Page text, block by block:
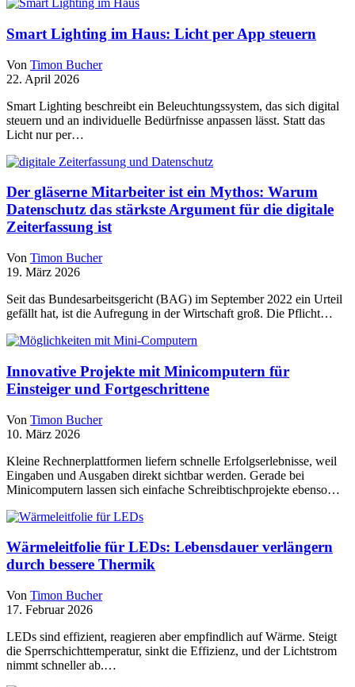
Smart Lighting im Haus: Licht per App steuern
Von Timon Bucher
22. April 2026
Smart Lighting beschreibt ein Beleuchtungssystem, das sich digital
steuern und an individuelle Bedürfnisse anpassen lässt. Statt das
Licht nur per…
Der gläserne Mitarbeiter ist ein Mythos: Warum
Datenschutz das stärkste Argument für die digitale
Zeiterfassung ist
Von Timon Bucher
19. März 2026
Seit das Bundesarbeitsgericht (BAG) im September 2022 ein Urteil
gefällt hat, ist die Aufregung in der Wirtschaft groß. Die Pflicht…
Innovative Projekte mit Minicomputern für
Einsteiger und Fortgeschrittene
Von Timon Bucher
10. März 2026
Kleine Rechnerplattformen liefern schnelle Erfolgserlebnisse, weil
Eingaben und Ausgaben direkt sichtbar werden. Gerade bei
Minicomputern lassen sich einfache Schreibtischprojekte ebenso…
Wärmeleitfolie für LEDs: Lebensdauer verlängern
durch bessere Thermik
Von Timon Bucher
17. Februar 2026
LEDs sind effizient, reagieren aber empfindlich auf Wärme. Steigt
die Sperrschichttemperatur, sinkt die Effizienz, und der Lichtstrom
nimmt schneller ab.…